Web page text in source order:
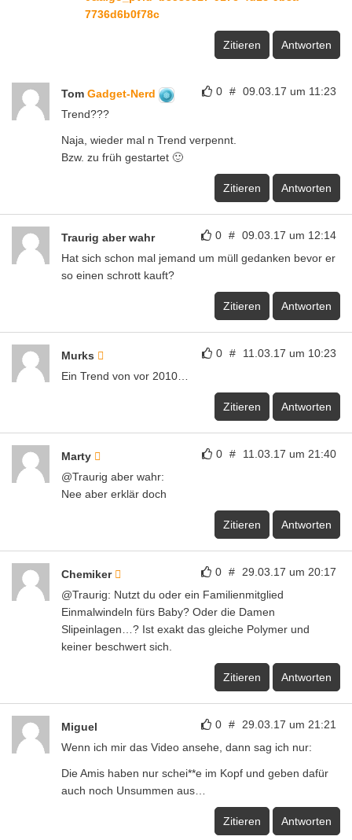
7736d6b0f78c
Zitieren Antworten
0 # 09.03.17 um 11:23
Tom Gadget-Nerd
Trend???
Naja, wieder mal n Trend verpennt.
Bzw. zu früh gestartet 🙂
Zitieren Antworten
0 # 09.03.17 um 12:14
Traurig aber wahr
Hat sich schon mal jemand um müll gedanken bevor er
so einen schrott kauft?
Zitieren Antworten
0 # 11.03.17 um 10:23
Murks
Ein Trend von vor 2010…
Zitieren Antworten
0 # 11.03.17 um 21:40
Marty
@Traurig aber wahr:
Nee aber erklär doch
Zitieren Antworten
0 # 29.03.17 um 20:17
Chemiker
@Traurig: Nutzt du oder ein Familienmitglied
Einmalwindeln fürs Baby? Oder die Damen
Slipeinlagen…? Ist exakt das gleiche Polymer und
keiner beschwert sich.
Zitieren Antworten
0 # 29.03.17 um 21:21
Miguel
Wenn ich mir das Video ansehe, dann sag ich nur:
Die Amis haben nur schei**e im Kopf und geben dafür
auch noch Unsummen aus…
Zitieren Antworten